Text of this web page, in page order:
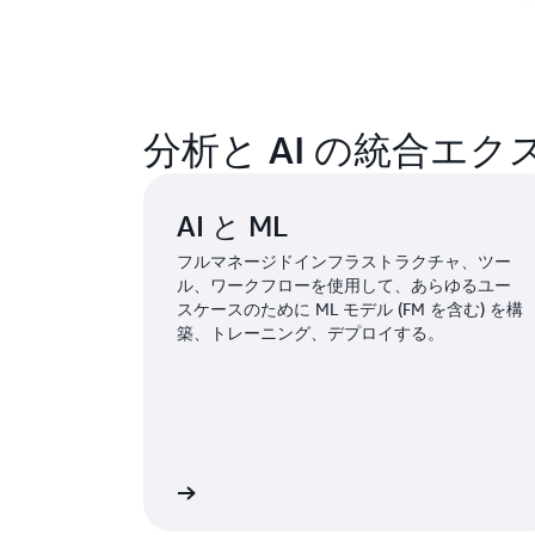
分析と AI の統合エク
AI と ML
フルマネージドインフラストラクチャ、ツー
ル、ワークフローを使用して、あらゆるユー
スケースのために ML モデル (FM を含む) を構
築、トレーニング、デプロイする。